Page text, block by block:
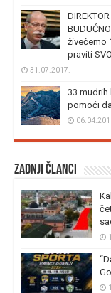
živećemo
praviti
31.07.2017.
33 mudrih
pomoći
Zadnji članci